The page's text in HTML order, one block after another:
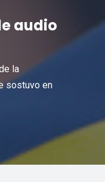
audio
la
sostuvo en